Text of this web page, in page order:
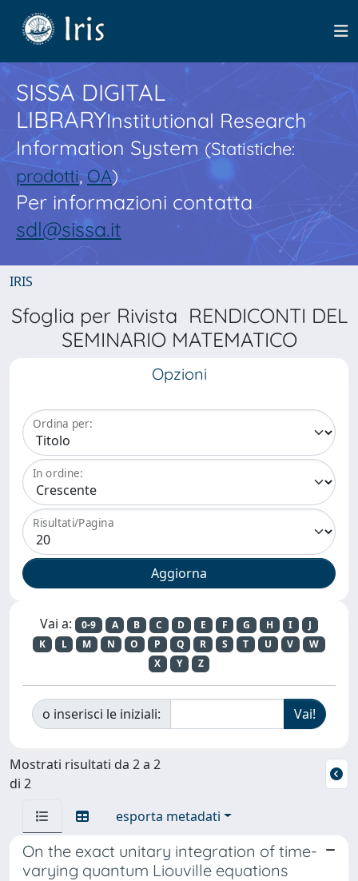
SISSA DIGITAL
LIBRARYInstitutional Research
Information System(Statistiche:
prodotti,OA)
Per informazioni contatta
sdl@sissa.it
IRIS
Sfoglia per Rivista RENDICONTI DEL
SEMINARIO MATEMATICO
Opzioni
Ordina per:
In ordine:
Risultati/Pagina
Vai a: 0-9 A B C D E F G H I
J
K
L M N O P Q R S T U V
W
X
Y Z
o inserisci le iniziali:
Mostrati risultati da 2 a 2
di 2
esporta metadati
On the exact unitary integration of time-
varying quantum Liouville equations